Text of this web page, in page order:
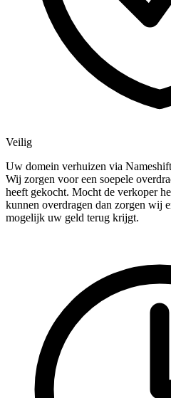
Veilig
Uw domein verhuizen via
Wij zorgen voor een soepele
heeft gekocht. Mocht de verkoper
kunnen overdragen dan zorgen wij
mogelijk uw geld terug krijgt.